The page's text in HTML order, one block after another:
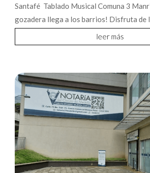
Santafé Tablado Musical Comuna 3
gozadera llega a los barrios! Disfruta de
leer más